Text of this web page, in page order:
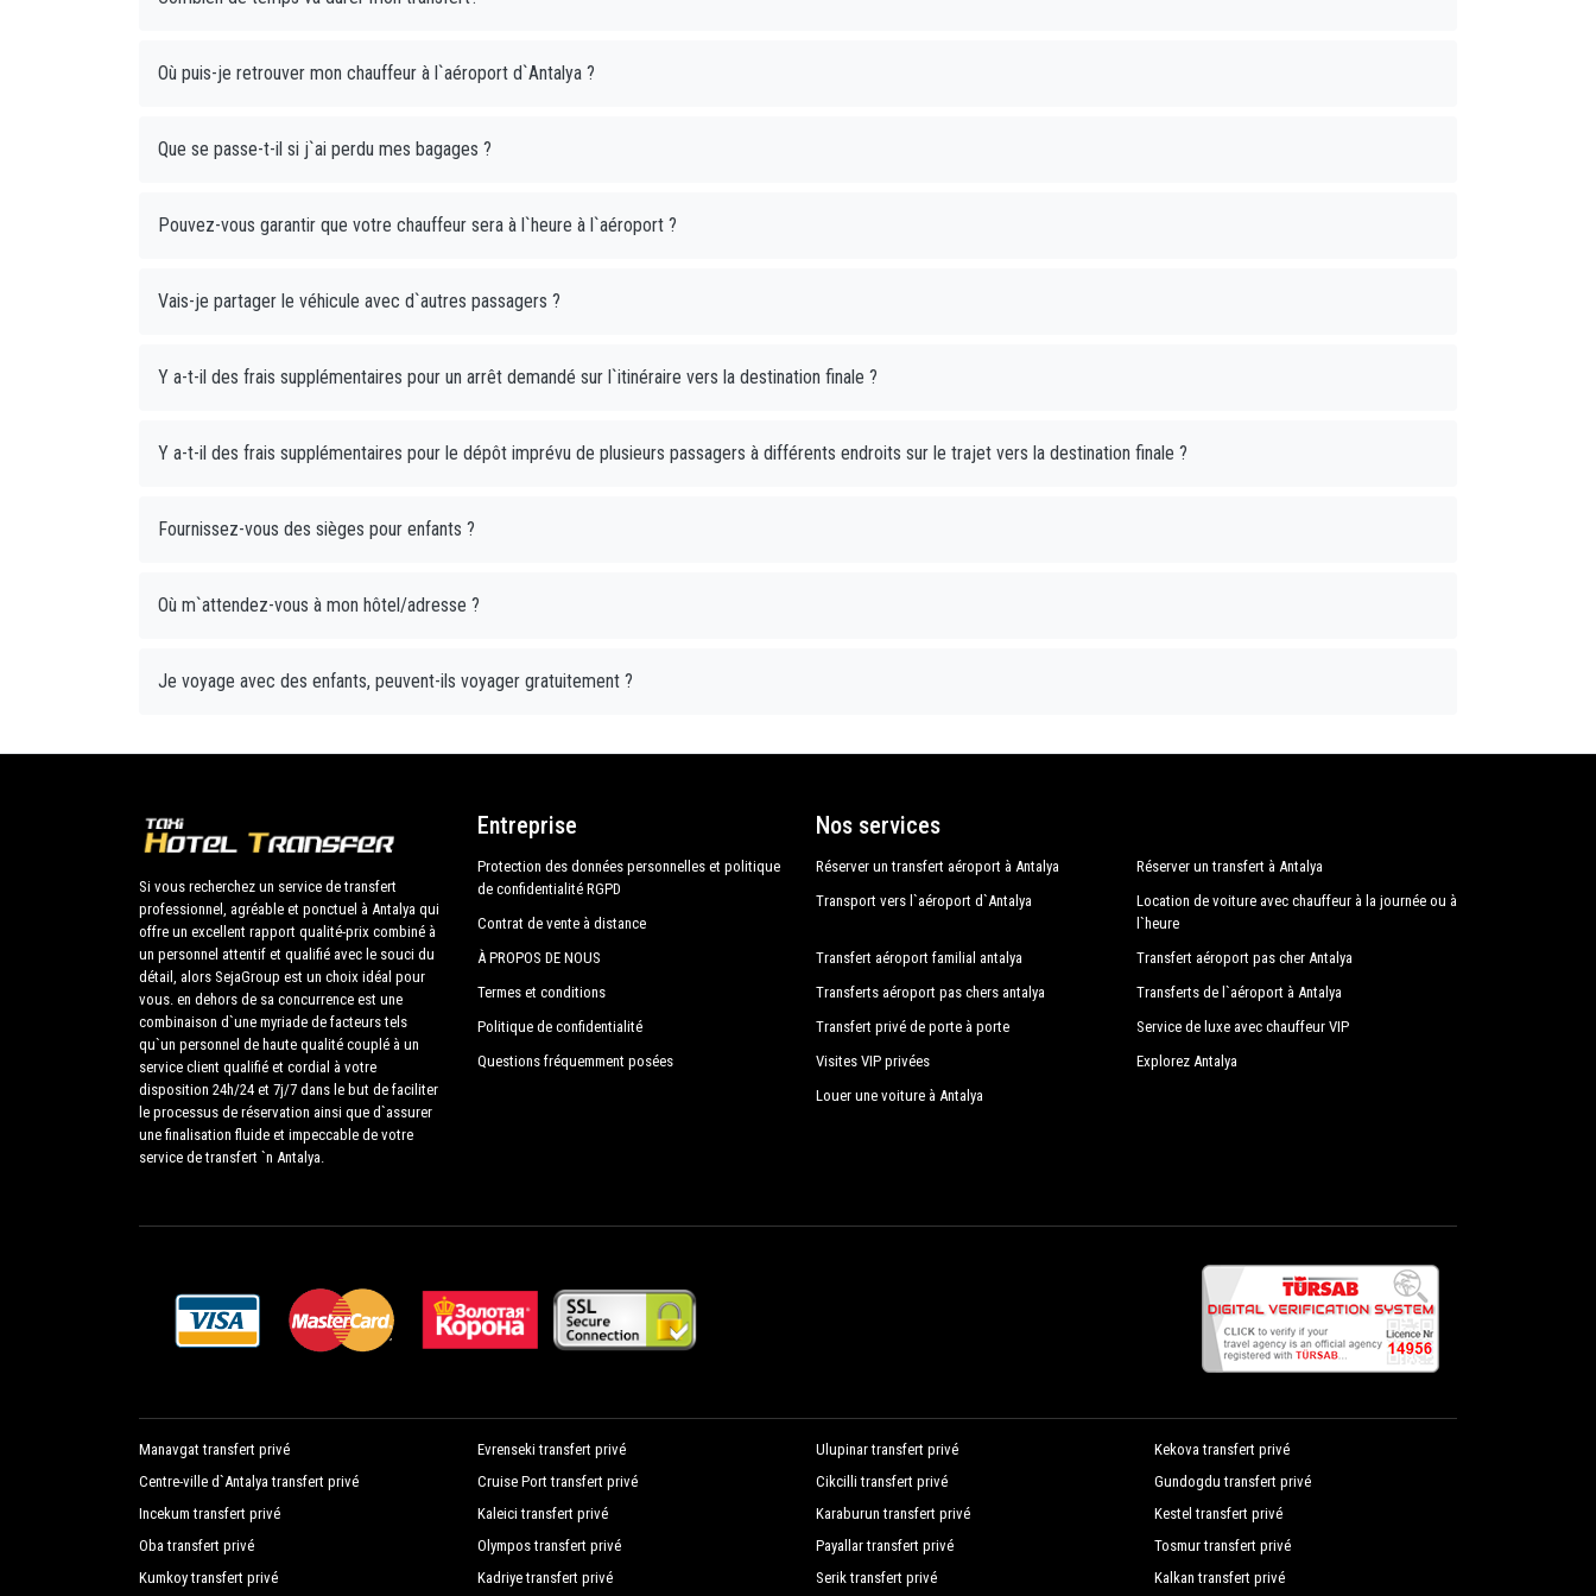
Où puis-je retrouver mon chauffeur à l`aéroport d`Antalya ?
Que se passe-t-il si j`ai perdu mes bagages ?
Pouvez-vous garantir que votre chauffeur sera à l`heure à l`aéroport ?
Vais-je partager le véhicule avec d`autres passagers ?
Y a-t-il des frais supplémentaires pour un arrêt demandé sur l`itinéraire vers la destination finale ?
Y a-t-il des frais supplémentaires pour le dépôt imprévu de plusieurs passagers à différents endroits sur le trajet vers la destination finale ?
Fournissez-vous des sièges pour enfants ?
Où m`attendez-vous à mon hôtel/adresse ?
Je voyage avec des enfants, peuvent-ils voyager gratuitement ?
Si vous recherchez un service de transfert
professionnel, agréable et ponctuel à Antalya qui
offre un excellent rapport qualité-prix combiné à
un personnel attentif et qualifié avec le souci du
détail, alors SejaGroup est un choix idéal pour
vous. en dehors de sa concurrence est une
combinaison d`une myriade de facteurs tels
qu`un personnel de haute qualité couplé à un
service client qualifié et cordial à votre
disposition 24h/24 et 7j/7 dans le but de faciliter
le processus de réservation ainsi que d`assurer
une finalisation fluide et impeccable de votre
service de transfert `n Antalya.
Entreprise
Protection des données personnelles et politique
de confidentialité RGPD
Contrat de vente à distance
À PROPOS DE NOUS
Termes et conditions
Politique de confidentialité
Questions fréquemment posées
Nos services
Réserver un transfert aéroport à Antalya
Réserver un transfert à Antalya
Transport vers l`aéroport d`Antalya
Location de voiture avec chauffeur à la journée ou à
l`heure
Transfert aéroport familial antalya
Transfert aéroport pas cher Antalya
Transferts aéroport pas chers antalya
Transferts de l`aéroport à Antalya
Transfert privé de porte à porte
Service de luxe avec chauffeur VIP
Visites VIP privées
Explorez Antalya
Louer une voiture à Antalya
Manavgat transfert privé Evrenseki transfert privé Ulupinar transfert privé
Kekova transfert privé
Centre-ville d`Antalya transfert privé
Cruise Port transfert privé Cikcilli transfert privé
Gundogdu transfert privé
Incekum transfert privé
Kaleici transfert privé Karaburun transfert privé
Kestel transfert privé
Oba transfert privé
Olympos transfert privé Payallar transfert privé
Tosmur transfert privé
Kumkoy transfert privé
Kadriye transfert privé Serik transfert privé Kalkan transfert privé